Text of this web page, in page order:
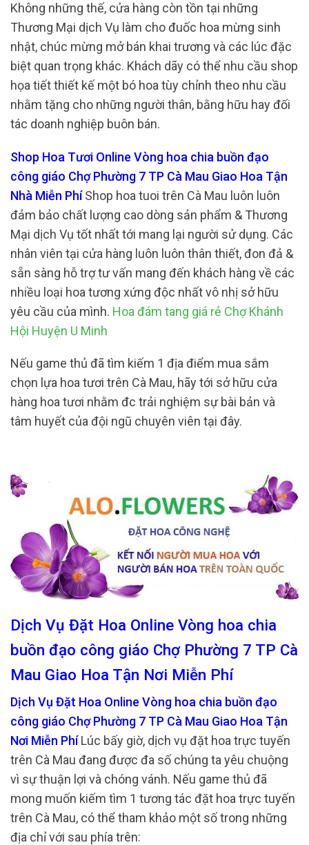
Không những thế, cửa hàng còn tồn tại những
Thương Mại dịch Vụ làm cho đuốc hoa mừng sinh
nhật, chúc mừng mở bán khai trương và các lúc đặc
biệt quan trọng khác. Khách dãy có thể nhu cầu shop
họa tiết thiết kế một bó hoa tùy chỉnh theo nhu cầu
nhằm tặng cho những người thân, bằng hữu hay đối
tác doanh nghiệp buôn bán.
Shop Hoa Tươi Online Vòng hoa chia buồn đạo
công giáo Chợ Phường 7 TP Cà Mau Giao Hoa Tận
Nhà Miễn PhíShop hoa tuoi trên Cà Mau luôn luôn
đảm bảo chất lượng cao dòng sản phẩm & Thương
Mại dịch Vụ tốt nhất tới mang lại người sử dụng. Các
nhân viên tại cửa hàng luôn luôn thân thiết, đon đả &
sẵn sàng hỗ trợ tư vấn mang đến khách hàng về các
nhiều loại hoa tương xứng độc nhất vô nhị sở hữu
yêu cầu của mình. Hoa đám tang giá rẻ Chợ Khánh
Hội Huyện U Minh
Nếu game thủ đã tìm kiếm 1 địa điểm mua sắm
chọn lựa hoa tươi trên Cà Mau, hãy tới sở hữu cửa
hàng hoa tươi nhằm đc trải nghiệm sự bài bản và
tâm huyết của đội ngũ chuyên viên tại đây.
Dịch Vụ Đặt Hoa Online Vòng hoa chia
buồn đạo công giáo Chợ Phường 7 TP Cà
Mau Giao Hoa Tận Nơi Miễn Phí
Dịch Vụ Đặt Hoa Online Vòng hoa chia buồn đạo
công giáo Chợ Phường 7 TP Cà Mau Giao Hoa Tận
Nơi Miễn PhíLúc bấy giờ, dịch vụ đặt hoa trực tuyến
trên Cà Mau đang được đa số chúng ta yêu chuộng
vì sự thuận lợi và chóng vánh. Nếu game thủ đã
mong muốn kiếm tìm 1 tương tác đặt hoa trực tuyến
trên Cà Mau, có thể tham khảo một số trong những
địa chỉ với sau phía trên: